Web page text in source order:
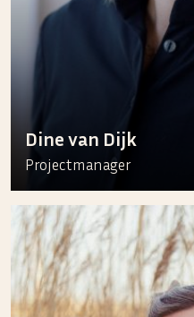
Dine van Dijk
Projectmanager